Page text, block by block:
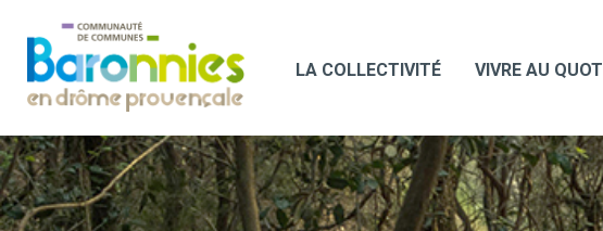
LA COLLECTIVITÉ VIVRE AU